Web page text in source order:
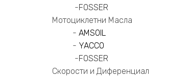
-FOSSER
Мотоциклетни Масла
- AMSOIL
- YACCO
-FOSSER
Скорости и Диференциал